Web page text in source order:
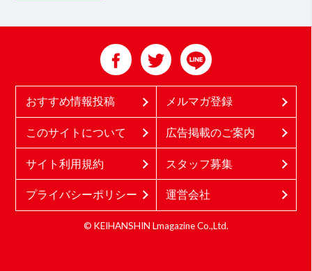
おすすめ情報投稿 メルマガ登録
このサイトについて 広告掲載のご案内
サイト利用規約 スタッフ募集
プライバシーポリシー 運営会社
© KEIHANSHIN Lmagazine Co.,Ltd.